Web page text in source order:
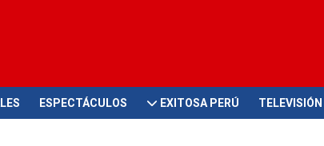
ESPECTÁCULOS EXITOSA PERÚ TELEVISIÓN